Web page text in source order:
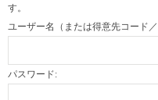
す。
ユーザー名（または得意先コード
パスワード: